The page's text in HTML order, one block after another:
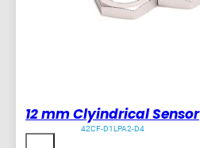
12 mm Clyindrical Sensor
42CF-D1LPA2-D4